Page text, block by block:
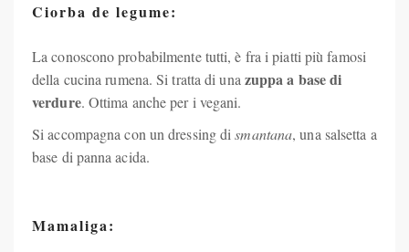
Ciorba de legume:
La conoscono probabilmente tutti, è fra i piatti più famosi
della cucina rumena. Si tratta di una zuppa a base di
verdure. Ottima anche per i vegani.
Si accompagna con un dressing dismantana, una salsetta a
base di panna acida.
Mamaliga: